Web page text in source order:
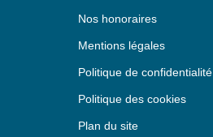
Nos honoraires
Mentions légales
Politique de confidentialité
Politique des cookies
Plan du site